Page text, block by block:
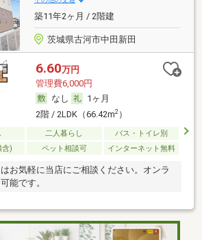
築11年2ヶ月 / 2階建
茨城県古河市中田新田
6.60万円
管理費6,000円
なし
1ヶ月
2階 / 2LDK（66.42m2）
二人暮らし
バス・トイレ別
含)
ペット相談可 インターネット無料
お気軽に当店にご相談ください。オンラ
能です。